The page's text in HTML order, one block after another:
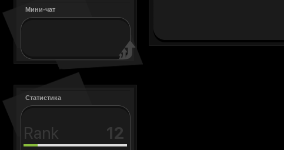
Мини-чат
Статистика